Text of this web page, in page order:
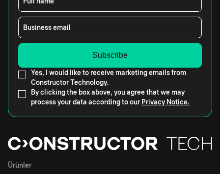
Business email
Yes, I would like to receive marketing emails from
Constructor Technology.
By clicking the box above, you agree that we may
process your data according to our Privacy Notice.
Ürünler